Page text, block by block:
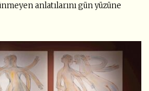
anlatılarını gün yüzüne